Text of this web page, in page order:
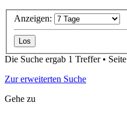
Anzeigen:
Die Suche ergab 1 Treffer • Seite
Zur erweiterten Suche
Gehe zu